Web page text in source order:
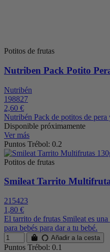
Potitos de frutas
Nutriben Pack Potito
Nutribén
198827
2,60 €
Nutribén Pack de potitos de
Disponible próximamente
Ver más
Puntos Trébol: 0.2
Potitos de frutas
Smileat Tarrito
215423
1,80 €
El tarrito de frutas Smileat es
para bebés para dar a tu bebé.
Añadir a la cesta
Puntos Trébol: 0.1